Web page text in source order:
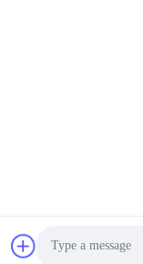
중국 좋은 품질 0-
Shenzhen